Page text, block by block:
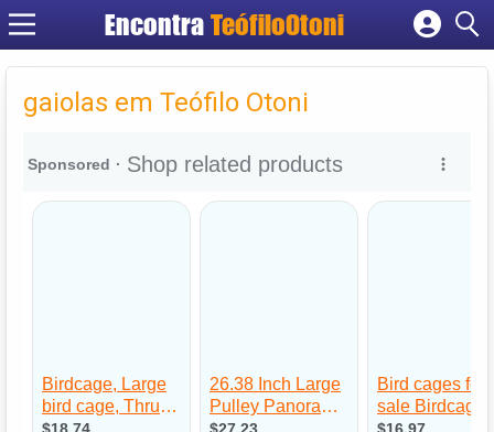
Encontra TeófiloOtoni
Cadastrar empresa
Criar conta
gaiolas em Teófilo Otoni